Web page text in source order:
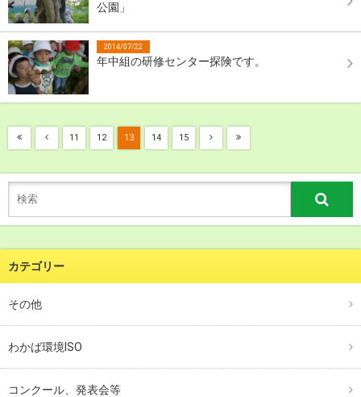
公園」
2014/07/22
年中組の研修センター探険です。
11 12 13 14 15
カテゴリー
その他
わかば環境ISO
コンクール、発表会等